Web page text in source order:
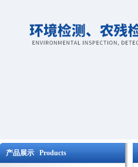
产品展示 Products